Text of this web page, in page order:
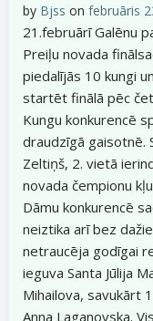
by Bjss on februāris
21.februārī Galēnu
Preiļu novada
piedalījās 10 kungi
startēt finālā pēc
Kungu konkurencē
draudzīgā gaisotnē.
Zeltiņš, 2. vietā
novada čempionu
Dāmu konkurencē
neiztika arī bez
netraucēja godīgai
ieguva Santa Jūlija
Mihailova, savukārt
Anna Laganovska.